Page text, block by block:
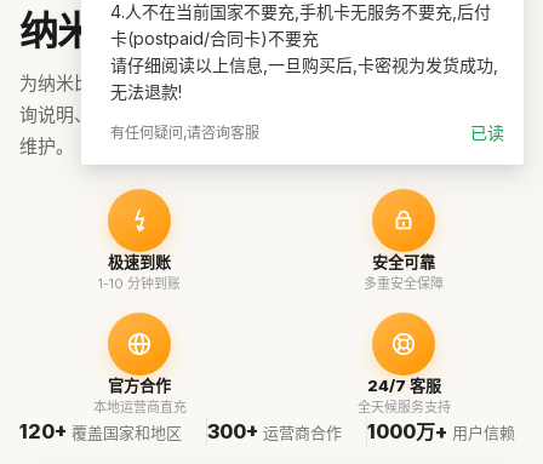
纳米比亚MTC PIN话费充值
为纳米比亚MTC PIN号码充值话费、流量或套餐，支持余额查
询说明、在线支付和订单协助，适合 prepaid 续费与海外号码
维护。
极速到账
1-10 分钟到账
安全可靠
多重安全保障
官方合作
本地运营商直充
24/7 客服
全天候服务支持
120+ 覆盖国家和地区 300+ 运营商合作 1000万+ 用户信赖
4.人不在当前国家不要充,手机卡无服务不要充,后付
卡(postpaid/合同卡)不要充
请仔细阅读以上信息,一旦购买后,卡密视为发货成功,
无法退款!
有任何疑问,请咨询客服 已读